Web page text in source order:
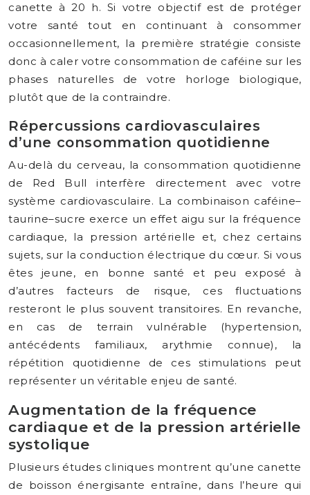
canette à 20 h. Si votre objectif est de protéger
votre santé tout en continuant à consommer
occasionnellement, la première stratégie consiste
donc à caler votre consommation de caféine sur les
phases naturelles de votre horloge biologique,
plutôt que de la contraindre.
Répercussions cardiovasculaires
d’une consommation quotidienne
Au-delà du cerveau, la consommation quotidienne
de Red Bull interfère directement avec votre
système cardiovasculaire. La combinaison caféine–
taurine–sucre exerce un effet aigu sur la fréquence
cardiaque, la pression artérielle et, chez certains
sujets, sur la conduction électrique du cœur. Si vous
êtes jeune, en bonne santé et peu exposé à
d’autres facteurs de risque, ces fluctuations
resteront le plus souvent transitoires. En revanche,
en cas de terrain vulnérable (hypertension,
antécédents familiaux, arythmie connue), la
répétition quotidienne de ces stimulations peut
représenter un véritable enjeu de santé.
Augmentation de la fréquence
cardiaque et de la pression artérielle
systolique
Plusieurs études cliniques montrent qu’une canette
de boisson énergisante entraîne, dans l’heure qui